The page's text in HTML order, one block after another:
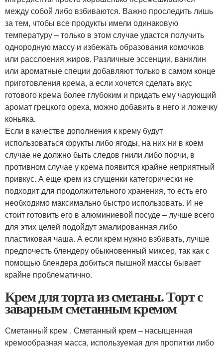
между собой либо взбиваются. Важно проследить лишь
за тем, чтобы все продукты имели одинаковую
температуру – только в этом случае удастся получить
однородную массу и избежать образования комочков
или расслоения жиров. Различные эссенции, ванилин
или ароматные специи добавляют только в самом конце
приготовления крема, а если хочется сделать вкус
готового крема более глубоким и придать ему чарующий
аромат грецкого ореха, можно добавить в него и ложечку
коньяка.
Если в качестве дополнения к крему будут
использоваться фрукты либо ягоды, на них ни в коем
случае не должно быть следов гнили либо порчи, в
противном случае у крема появится крайне неприятный
привкус. А еще крем из сгущенки категорически не
подходит для продолжительного хранения, то есть его
необходимо максимально быстро использовать. И не
стоит готовить его в алюминиевой посуде – лучше всего
для этих целей подойдут эмалированная либо
пластиковая чаша. А если крем нужно взбивать, лучше
предпочесть блендеру обыкновенный миксер, так как с
помощью блендера добиться пышной массы бывает
крайне проблематично.
Крем для торта из сметаны. Торт с
заварным сметанным кремом
Сметанный крем . Сметанный крем – насыщенная
кремообразная масса, используемая для пропитки либо